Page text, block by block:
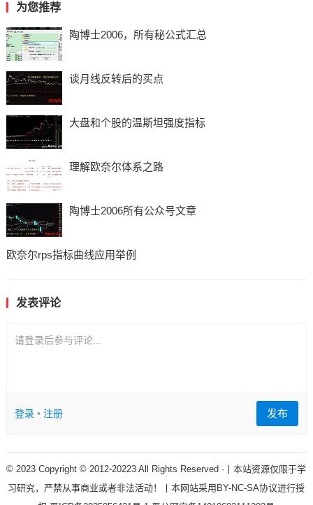
为您推荐
陶博士2006，所有秘公式汇总
谈月线反转后的买点
大盘和个股的温斯坦强度指标
理解欧奈尔体系之路
陶博士2006所有公众号文章
欧奈尔rps指标曲线应用举例
发表评论
请登录后参与评论...
登录• 注册 发布
© 2023 Copyright © 2012-20223 All Rights Reserved ·丨本站资源仅限于学
习研究，严禁从事商业或者非法活动！丨本网站采用BY-NC-SA协议进行授